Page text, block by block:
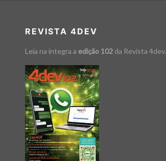
REVISTA 4DEV
Leia na íntegra a edição 102 da Revista 4dev.